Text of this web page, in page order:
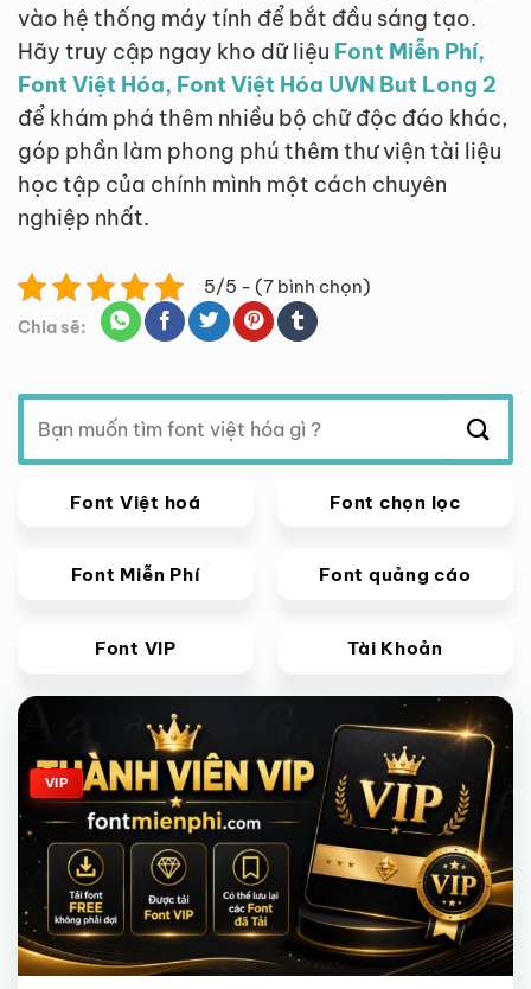
vào hệ thống máy tính để bắt đầu sáng tạo.
Hãy truy cập ngay kho dữ liệu Font Miễn Phí,
Font Việt Hóa, Font Việt Hóa UVN But Long 2
để khám phá thêm nhiều bộ chữ độc đáo khác,
góp phần làm phong phú thêm thư viện tài liệu
học tập của chính mình một cách chuyên
nghiệp nhất.
5/5 - (7 bình chọn)
Chia sẽ:
Tìm
kiếm:
Font Việt hoá Font chọn lọc
Font Miễn Phí Font quảng cáo
Font VIP Tài Khoản
Giảm giá!
VIP